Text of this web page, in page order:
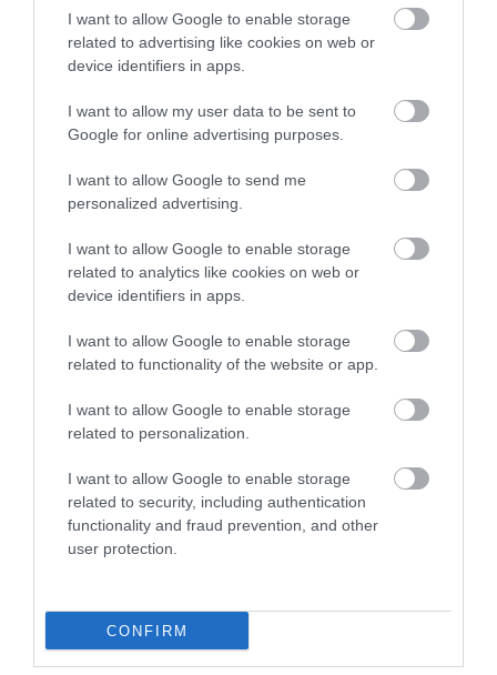
I want to allow Google to enable storage
related to advertising like cookies on web or
device identifiers in apps.
I want to allow my user data to be sent to
Google for online advertising purposes.
I want to allow Google to send me
personalized advertising.
I want to allow Google to enable storage
related to analytics like cookies on web or
device identifiers in apps.
I want to allow Google to enable storage
related to functionality of the website or app.
I want to allow Google to enable storage
related to personalization.
I want to allow Google to enable storage
related to security, including authentication
functionality and fraud prevention, and other
user protection.
CONFIRM
Értékelések Értékeld Te is
4.0
Összesen 1
5 0
3 0
1 0
2016. Május 4.
Rövidke időre voltunk az Ősi
család vendégei!
Ettünk,ittunk,aludtunk náluk és
magunkat! Forró frissen sült
pogácsa, finom bor, bőséges
finom reggeli! Köszönünk
mindent Anikó! Mindenkiinek
ajánlani tudom! Ha